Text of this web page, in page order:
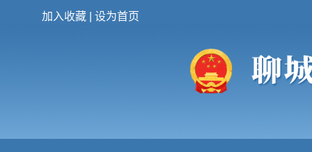
加入收藏 设为首页